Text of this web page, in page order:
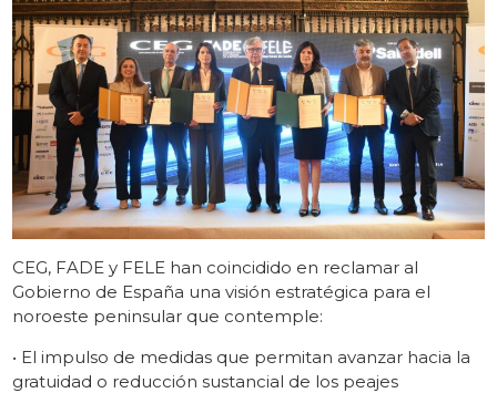
CEG, FADE y FELE han coincidido en reclamar al
Gobierno de España una visión estratégica para el
noroeste peninsular que contemple:
• El impulso de medidas que permitan avanzar hacia la
gratuidad o reducción sustancial de los peajes